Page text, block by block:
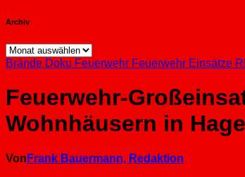
Archiv
Archiv
Brände Doku Feuerwehr Feuerwehr Einsätze
Feuerwehr-
Wohnhäusern in
Von Frank Bauermann, Redaktion